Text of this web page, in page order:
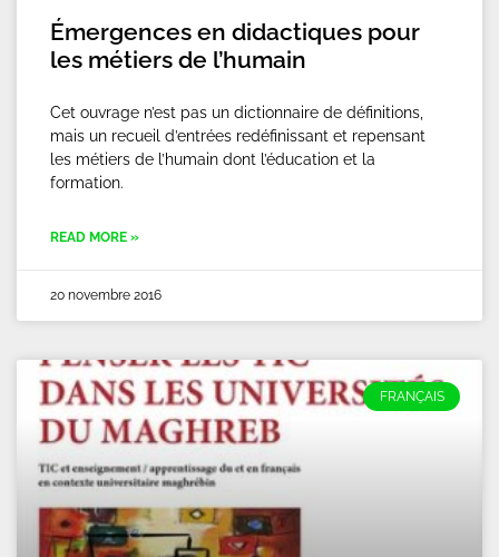
Émergences en didactiques pour
les métiers de l’humain
Cet ouvrage n’est pas un dictionnaire de définitions,
mais un recueil d’entrées redéfinissant et repensant
les métiers de l’humain dont l’éducation et la
formation.
READ MORE »
20 novembre 2016
FRANÇAIS